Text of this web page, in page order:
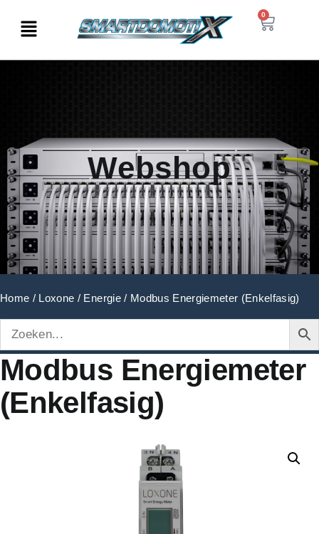
0
Webshop
Home / Loxone / Energie/ Modbus Energiemeter (Enkelfasig)
Modbus Energiemeter
(Enkelfasig)